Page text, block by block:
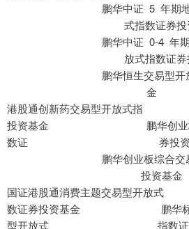
鹏华中证 5 年期地方政
式指数证券投资
鹏华中证 0-4 年期地方
放式指数证券投资
鹏华恒生交易型开放式
金 鹏
港股通创新药交易型
投资基金 鹏华创业板新能
数证 券投资基
鹏华创业板综合交易型
投资基
国证港股通消费主题
数证券投资基金 鹏华标普港
型开放式 指数证券投